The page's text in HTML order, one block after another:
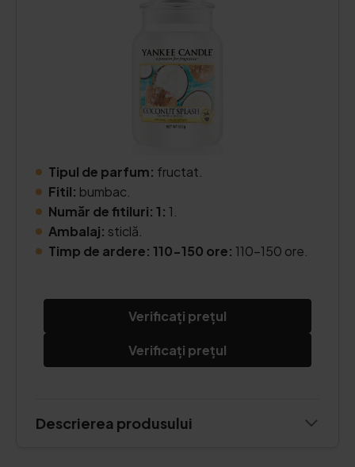
Tipul de parfum: fructat.
Fitil: bumbac.
Număr de fitiluri: 1: 1.
Ambalaj: sticlă.
Timp de ardere: 110-150 ore: 110-150 ore.
Verificați prețul
Verificați prețul
Descrierea produsului